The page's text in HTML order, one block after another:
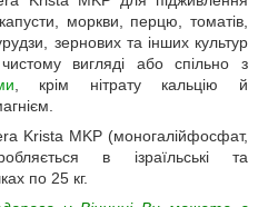
моркви, перцю, томатів,
зернових та інших культур
вигляді або спільно з
, крім нітрату кальцію й
Krista MKP (моногалійфосфат,
в ізраїльські та
по 25 кг.